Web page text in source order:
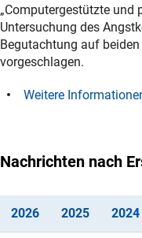
„Computergestützte und
Untersuchung des
Begutachtung auf
vorgeschlagen.
Weitere Informatione
Nachrichten nach
2026(interner Link)
2025(interner
2024